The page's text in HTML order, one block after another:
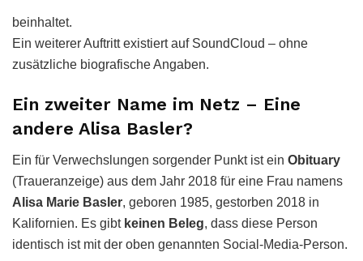
beinhaltet.
Ein weiterer Auftritt existiert auf SoundCloud – ohne
zusätzliche biografische Angaben.
Ein zweiter Name im Netz – Eine
andere Alisa Basler?
Ein für Verwechslungen sorgender Punkt ist ein Obituary
(Traueranzeige) aus dem Jahr 2018 für eine Frau namens
Alisa Marie Basler, geboren 1985, gestorben 2018 in
Kalifornien. Es gibt keinen Beleg, dass diese Person
identisch ist mit der oben genannten Social-Media-Person.